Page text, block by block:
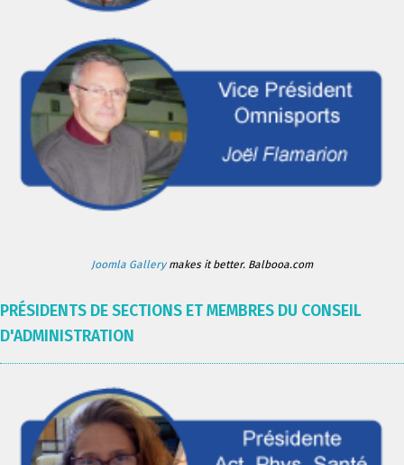
Joomla Gallerymakes it better. Balbooa.com
PRÉSIDENTS DE SECTIONS ET MEMBRES DU CONSEIL
D'ADMINISTRATION